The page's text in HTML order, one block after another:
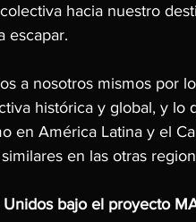
hacia nuestro
escapar.
a nosotros mismos por
histórica y global, y lo
en América Latina y el
en las otras
Unidos bajo el proyecto